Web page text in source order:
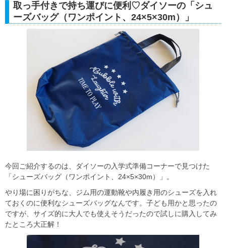
取っ手付きで持ち運びに便利♡ダイソーの「シュ
ーズバッグ（ワンポイント、24×5×30m）」
今回ご紹介するのは、ダイソーの入学式準備コーナーで見つけた
「シューズバッグ（ワンポイント、24×5×30m）」。
やり場に困りがちな、ジム用の運動靴や内履き用のシューズを入れ
ておくのに便利なシューズバッグなんです。子ども用かと思ったの
ですが、サイズ的に大人でも使えそうだったので試しに購入してみ
たところ大正解！